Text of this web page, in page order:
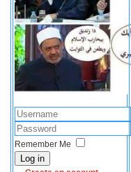
Remember Me
Log in